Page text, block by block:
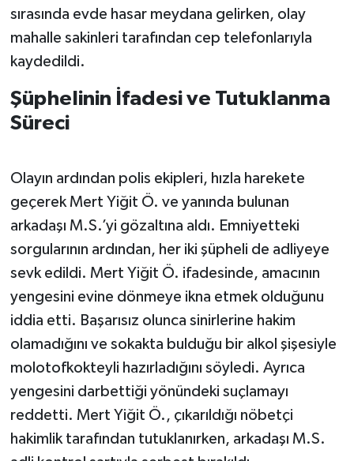
sırasında evde hasar meydana gelirken, olay
mahalle sakinleri tarafından cep telefonlarıyla
kaydedildi.
Şüphelinin İfadesi ve Tutuklanma
Süreci
Olayın ardından polis ekipleri, hızla harekete
geçerek Mert Yiğit Ö. ve yanında bulunan
arkadaşı M.S.’yi gözaltına aldı. Emniyetteki
sorgularının ardından, her iki şüpheli de adliyeye
sevk edildi. Mert Yiğit Ö. ifadesinde, amacının
yengesini evine dönmeye ikna etmek olduğunu
iddia etti. Başarısız olunca sinirlerine hakim
olamadığını ve sokakta bulduğu bir alkol şişesiyle
molotofkokteyli hazırladığını söyledi. Ayrıca
yengesini darbettiği yönündeki suçlamayı
reddetti. Mert Yiğit Ö., çıkarıldığı nöbetçi
hakimlik tarafından tutuklanırken, arkadaşı M.S.